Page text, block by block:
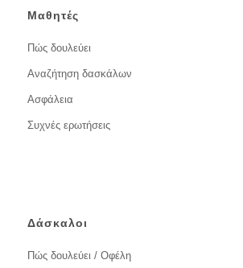
Μαθητές
Πώς δουλεύει
Αναζήτηση δασκάλων
Ασφάλεια
Συχνές ερωτήσεις
Δάσκαλοι
Πώς δουλεύει / Οφέλη